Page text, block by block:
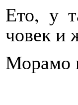
Ето, у
човек и
Морамо